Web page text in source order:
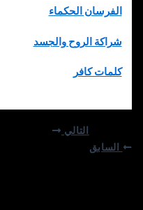
الفرسان الحكماء
شراكة الروح والجسد
كلمات كافر
السابق
التالي